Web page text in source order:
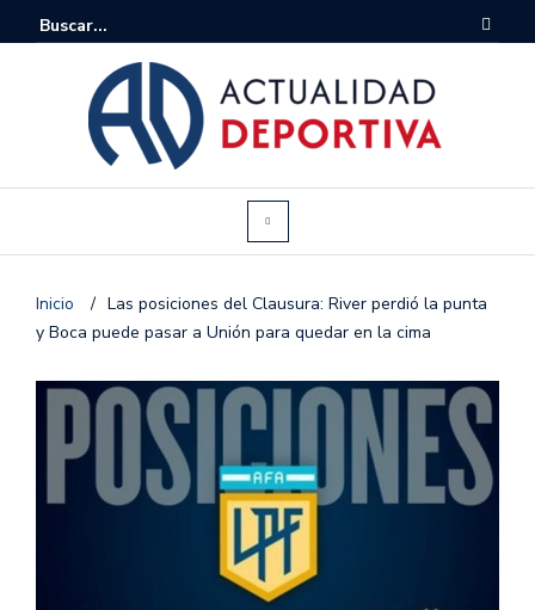
Inicio / Las posiciones del Clausura: River perdió la punta
y Boca puede pasar a Unión para quedar en la cima